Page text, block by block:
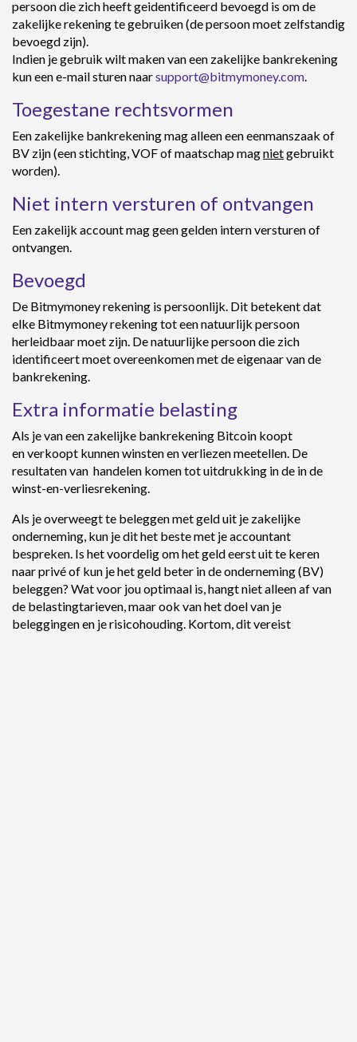
persoon die zich heeft geidentificeerd bevoegd is om de
zakelijke rekening te gebruiken (de persoon moet zelfstandig
bevoegd zijn).
Indien je gebruik wilt maken van een zakelijke bankrekening
kun een e-mail sturen naarsupport@bitmymoney.com.
Toegestane rechtsvormen
Een zakelijke bankrekening mag alleen een eenmanszaak of
BV zijn (een stichting, VOF of maatschap magnietgebruikt
worden).
Niet intern versturen of ontvangen
Een zakelijk account mag geen gelden intern versturen of
ontvangen.
Bevoegd
De Bitmymoney rekening is persoonlijk. Dit betekent dat
elke Bitmymoney rekening tot een natuurlijk persoon
herleidbaar moet zijn. De natuurlijke persoon die zich
identificeert moet overeenkomen met de eigenaar van de
bankrekening.
Extra informatie belasting
Als je van een zakelijke bankrekening Bitcoin koopt
en verkoopt kunnen winsten en verliezen meetellen. De
resultaten van handelen komen tot uitdrukking in de in de
winst-en-verliesrekening.
Als je overweegt te beleggen met geld uit je zakelijke
onderneming, kun je dit het beste met je accountant
bespreken. Is het voordelig om het geld eerst uit te keren
naar privé of kun je het geld beter in de onderneming (BV)
beleggen? Wat voor jou optimaal is, hangt niet alleen af van
de belastingtarieven, maar ook van het doel van je
beleggingen en je risicohouding. Kortom, dit vereist